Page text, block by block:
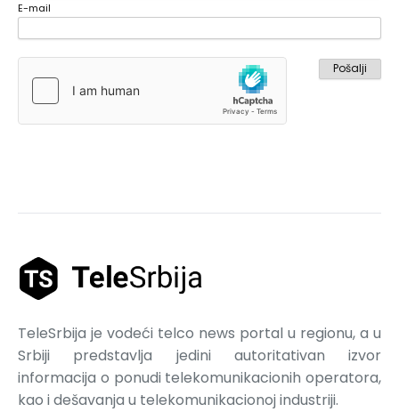
E-mail
TeleSrbija je vodeći telco news portal u regionu, a u
Srbiji predstavlja jedini autoritativan izvor
informacija o ponudi telekomunikacionih operatora,
kao i dešavanja u telekomunikacionoj industriji.